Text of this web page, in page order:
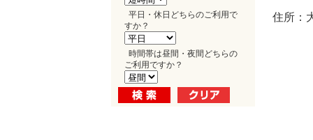
平日・休日どちらのご利用で
すか？
時間帯は昼間・夜間どちらの
ご利用ですか？
住所：